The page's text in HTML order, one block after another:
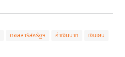
ดอลลาร์สหรัฐฯ ค่าเงินบาท เงินเยน